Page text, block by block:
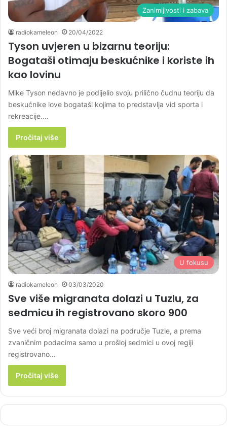
Zanimljivosti i zabava
radiokameleon 20/04/2022
Tyson uvjeren u bizarnu teoriju:
Bogataši otimaju beskućnike i koriste ih
kao lovinu
Mike Tyson nedavno je podijelio svoju prilično čudnu teoriju da
beskućnike love bogataši kojima to predstavlja vid sporta i
rekreacije.…
Pročitaj više
U fokusu
radiokameleon 03/03/2020
Sve više migranata dolazi u Tuzlu, za
sedmicu ih registrovano skoro 900
Sve veći broj migranata dolazi na područje Tuzle, a prema
zvaničnim podacima samo u prošloj sedmici u ovoj regiji
registrovano…
Pročitaj više